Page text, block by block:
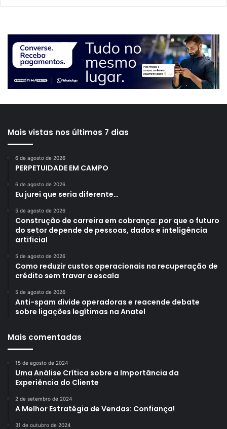
Mais vistas nos últimos 7 dias
6 de agosto de 2026
PERPETUIDADE EM CAMPO
6 de agosto de 2026
Eu jurei que seria diferente…
5 de agosto de 2026
Construção de carreira em cobrança: por que o futuro
do setor depende de pessoas, dados e inteligência
artificial
5 de agosto de 2026
Como reduzir custos operacionais na recuperação de
crédito sem travar a escala
5 de agosto de 2026
Anti-spam divide operadoras e reacende debate
sobre ligações legítimas na Anatel
Mais comentadas
15 de agosto de 2024
Uma Análise Crítica sobre a Importância da
Experiência do Cliente
2 de setembro de 2024
A Melhor Estratégia de Vendas: Confiança!
31 de outubro de 2024